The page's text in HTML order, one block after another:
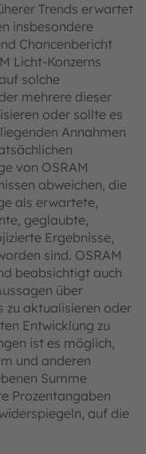
Trends erwartet
insbesondere
Chancenbericht
Licht-Konzerns
solche
mehrere dieser
oder sollte es
Annahmen
von OSRAM
abweichen, die
als erwartete,
geglaubte,
Ergebnisse,
sind. OSRAM
beabsichtigt auch
über
zu aktualisieren oder
Entwicklung zu
ist es möglich,
und anderen
Summe
Prozentangaben
auf die